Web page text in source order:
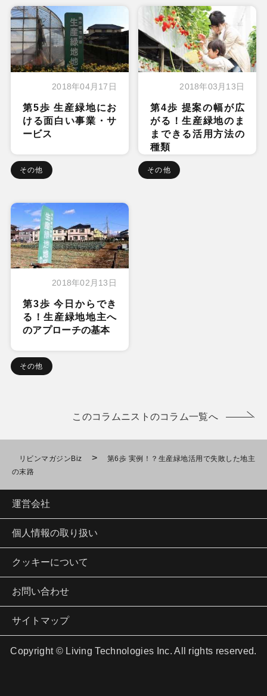
2018年04月17日
第5歩 生産緑地にお
ける面白い事業・サ
ービス
その他
2018年03月13日
第4歩 提案の幅が広
がる！生産緑地のま
まできる活用方法の
種類
その他
2018年02月13日
第3歩 今日からでき
る！生産緑地地主へ
のアプローチの基本
その他
このコラムニストのコラム一覧へ
リビンマガジンBiz >
第6歩 実例！？生産緑地活用で失敗した地主
の末路
運営会社
個人情報の取り扱い
クッキーについて
お問い合わせ
サイトマップ
Copyright © Living Technologies Inc. All rights reserved.